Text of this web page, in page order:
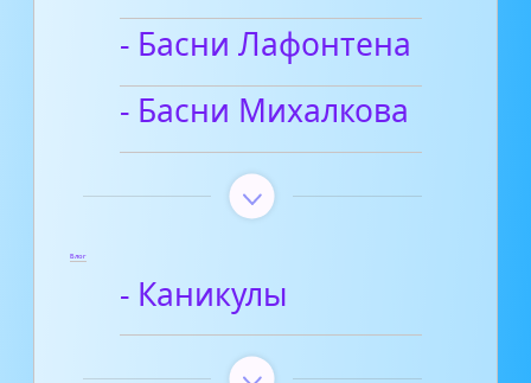
- Басни Лафонтена
- Басни Михалкова
Блог
- Каникулы